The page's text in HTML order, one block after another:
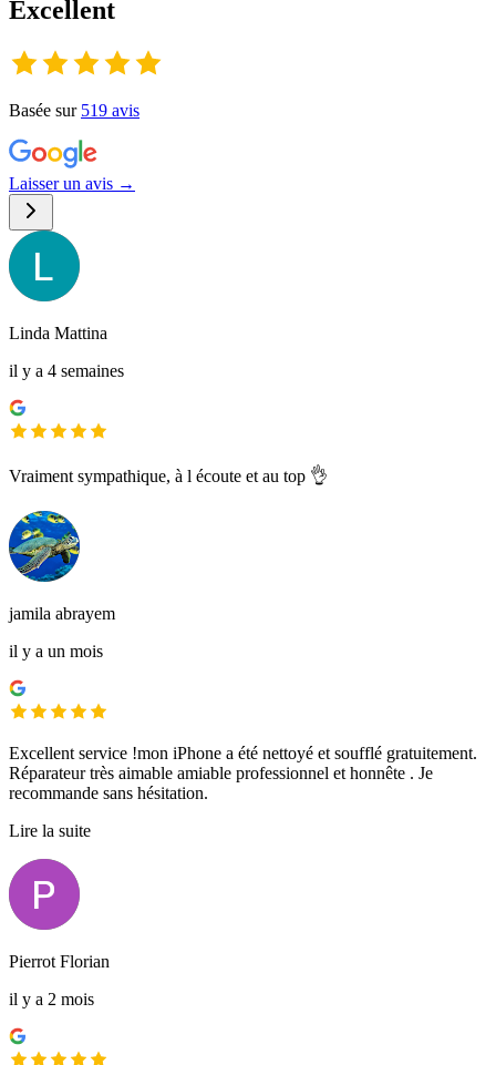
Excellent
Basée sur 519 avis
Laisser un avis →
Linda Mattina
il y a 4 semaines
Vraiment sympathique, à l écoute et au top 👌
jamila abrayem
il y a un mois
Excellent service !mon iPhone a été nettoyé et soufflé gratuitement.
Réparateur très aimable amiable professionnel et honnête . Je
recommande sans hésitation.
Lire la suite
Pierrot Florian
il y a 2 mois